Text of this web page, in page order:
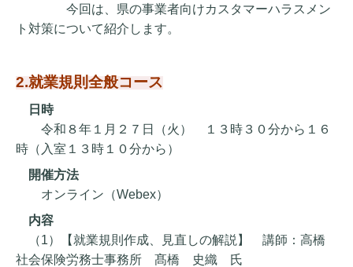
今回は、県の事業者向けカスタマーハラスメン
ト対策について紹介します。
2.就業規則全般コース
日時
令和８年１月２７日（火） １３時３０分から１６
時（入室１３時１０分から）
開催方法
オンライン（Webex）
内容
（1）【就業規則作成、見直しの解説】 講師：高橋
社会保険労務士事務所 髙橋 史織 氏